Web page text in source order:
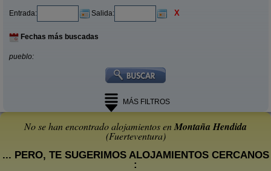
Entrada: Salida: X
Fechas más buscadas
pueblo:
MÁS FILTROS
No se han encontrado alojamientos enMontaña Hendida
(Fuerteventura)
... PERO, TE SUGERIMOS ALOJAMIENTOS CERCANOS
: